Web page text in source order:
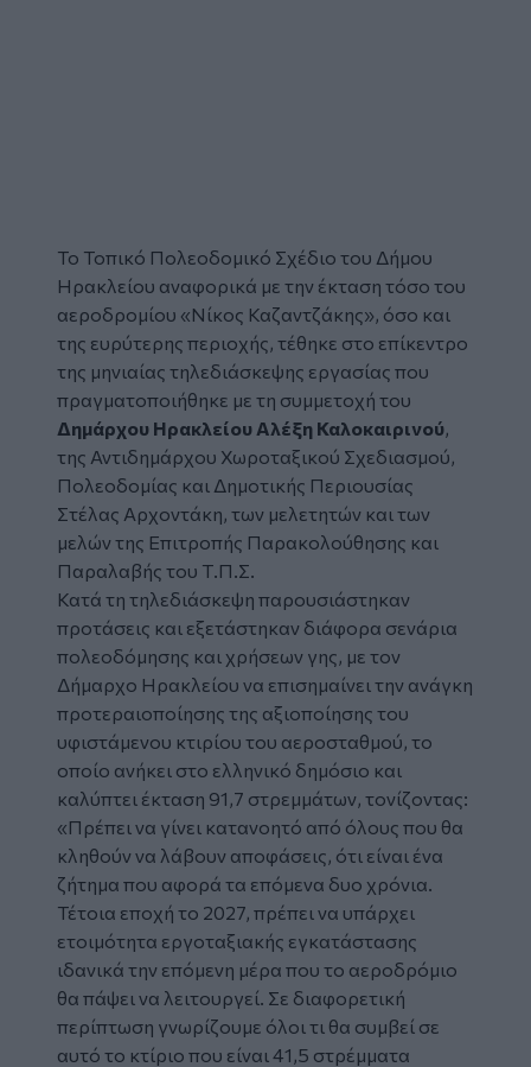
Το Τοπικό Πολεοδομικό Σχέδιο του Δήμου
Ηρακλείου αναφορικά με την έκταση τόσο του
αεροδρομίου «Νίκος Καζαντζάκης», όσο και
της ευρύτερης περιοχής, τέθηκε στο επίκεντρο
της μηνιαίας τηλεδιάσκεψης εργασίας που
πραγματοποιήθηκε με τη συμμετοχή του
Δημάρχου Ηρακλείου Αλέξη Καλοκαιρινού,
της Αντιδημάρχου Χωροταξικού Σχεδιασμού,
Πολεοδομίας και Δημοτικής Περιουσίας
Στέλας Αρχοντάκη, των μελετητών και των
μελών της Επιτροπής Παρακολούθησης και
Παραλαβής του Τ.Π.Σ.
Κατά τη τηλεδιάσκεψη παρουσιάστηκαν
προτάσεις και εξετάστηκαν διάφορα σενάρια
πολεοδόμησης και χρήσεων γης, με τον
Δήμαρχο Ηρακλείου να επισημαίνει την ανάγκη
προτεραιοποίησης της αξιοποίησης του
υφιστάμενου κτιρίου του αεροσταθμού, το
οποίο ανήκει στο ελληνικό δημόσιο και
καλύπτει έκταση 91,7 στρεμμάτων, τονίζοντας:
«Πρέπει να γίνει κατανοητό από όλους που θα
κληθούν να λάβουν αποφάσεις, ότι είναι ένα
ζήτημα που αφορά τα επόμενα δυο χρόνια.
Τέτοια εποχή το 2027, πρέπει να υπάρχει
ετοιμότητα εργοταξιακής εγκατάστασης
ιδανικά την επόμενη μέρα που το αεροδρόμιο
θα πάψει να λειτουργεί. Σε διαφορετική
περίπτωση γνωρίζουμε όλοι τι θα συμβεί σε
αυτό το κτίριο που είναι 41,5 στρέμματα